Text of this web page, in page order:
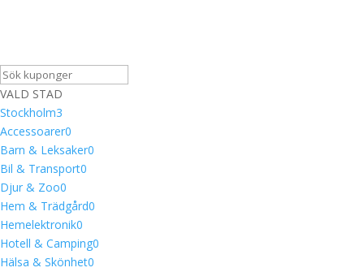
VALD STAD
Stockholm3
Accessoarer0
Barn & Leksaker0
Bil & Transport0
Djur & Zoo0
Hem & Trädgård0
Hemelektronik0
Hotell & Camping0
Hälsa & Skönhet0